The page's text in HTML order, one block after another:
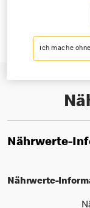
einfach: knackige
Nährwerte-
Nährwerte-
Ich mache